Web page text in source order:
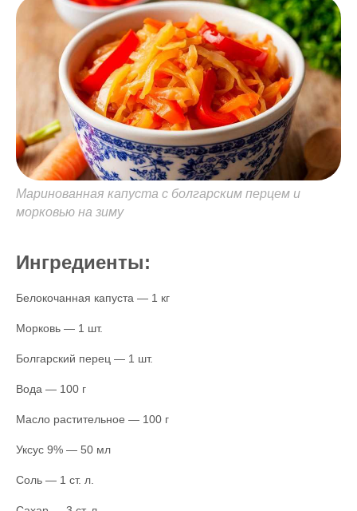
Маринованная капуста с болгарским перцем и
морковью на зиму
Ингредиенты:
Белокочанная капуста — 1 кг
Морковь — 1 шт.
Болгарский перец — 1 шт.
Вода — 100 г
Масло растительное — 100 г
Уксус 9% — 50 мл
Соль — 1 ст. л.